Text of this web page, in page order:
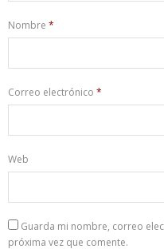
Nombre *
Correo electrónico *
Web
Guarda mi nombre, correo
próxima vez que comente.